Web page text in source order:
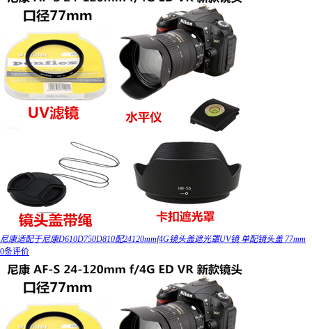
尼康适配于尼康D610D750D810配24120mmf4G镜头盖遮光罩UV镜 单配镜头盖 77mm
0条评价